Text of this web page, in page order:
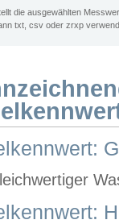
die ausgewählten
txt, csv oder zrxp